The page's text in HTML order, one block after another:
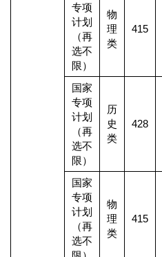
专项
计划
（再
选不
限）
物
理
类
415
国家
专项
计划
（再
选不
限）
历
史
类
428
国家
专项
计划
（再
选不
物
理
类
415